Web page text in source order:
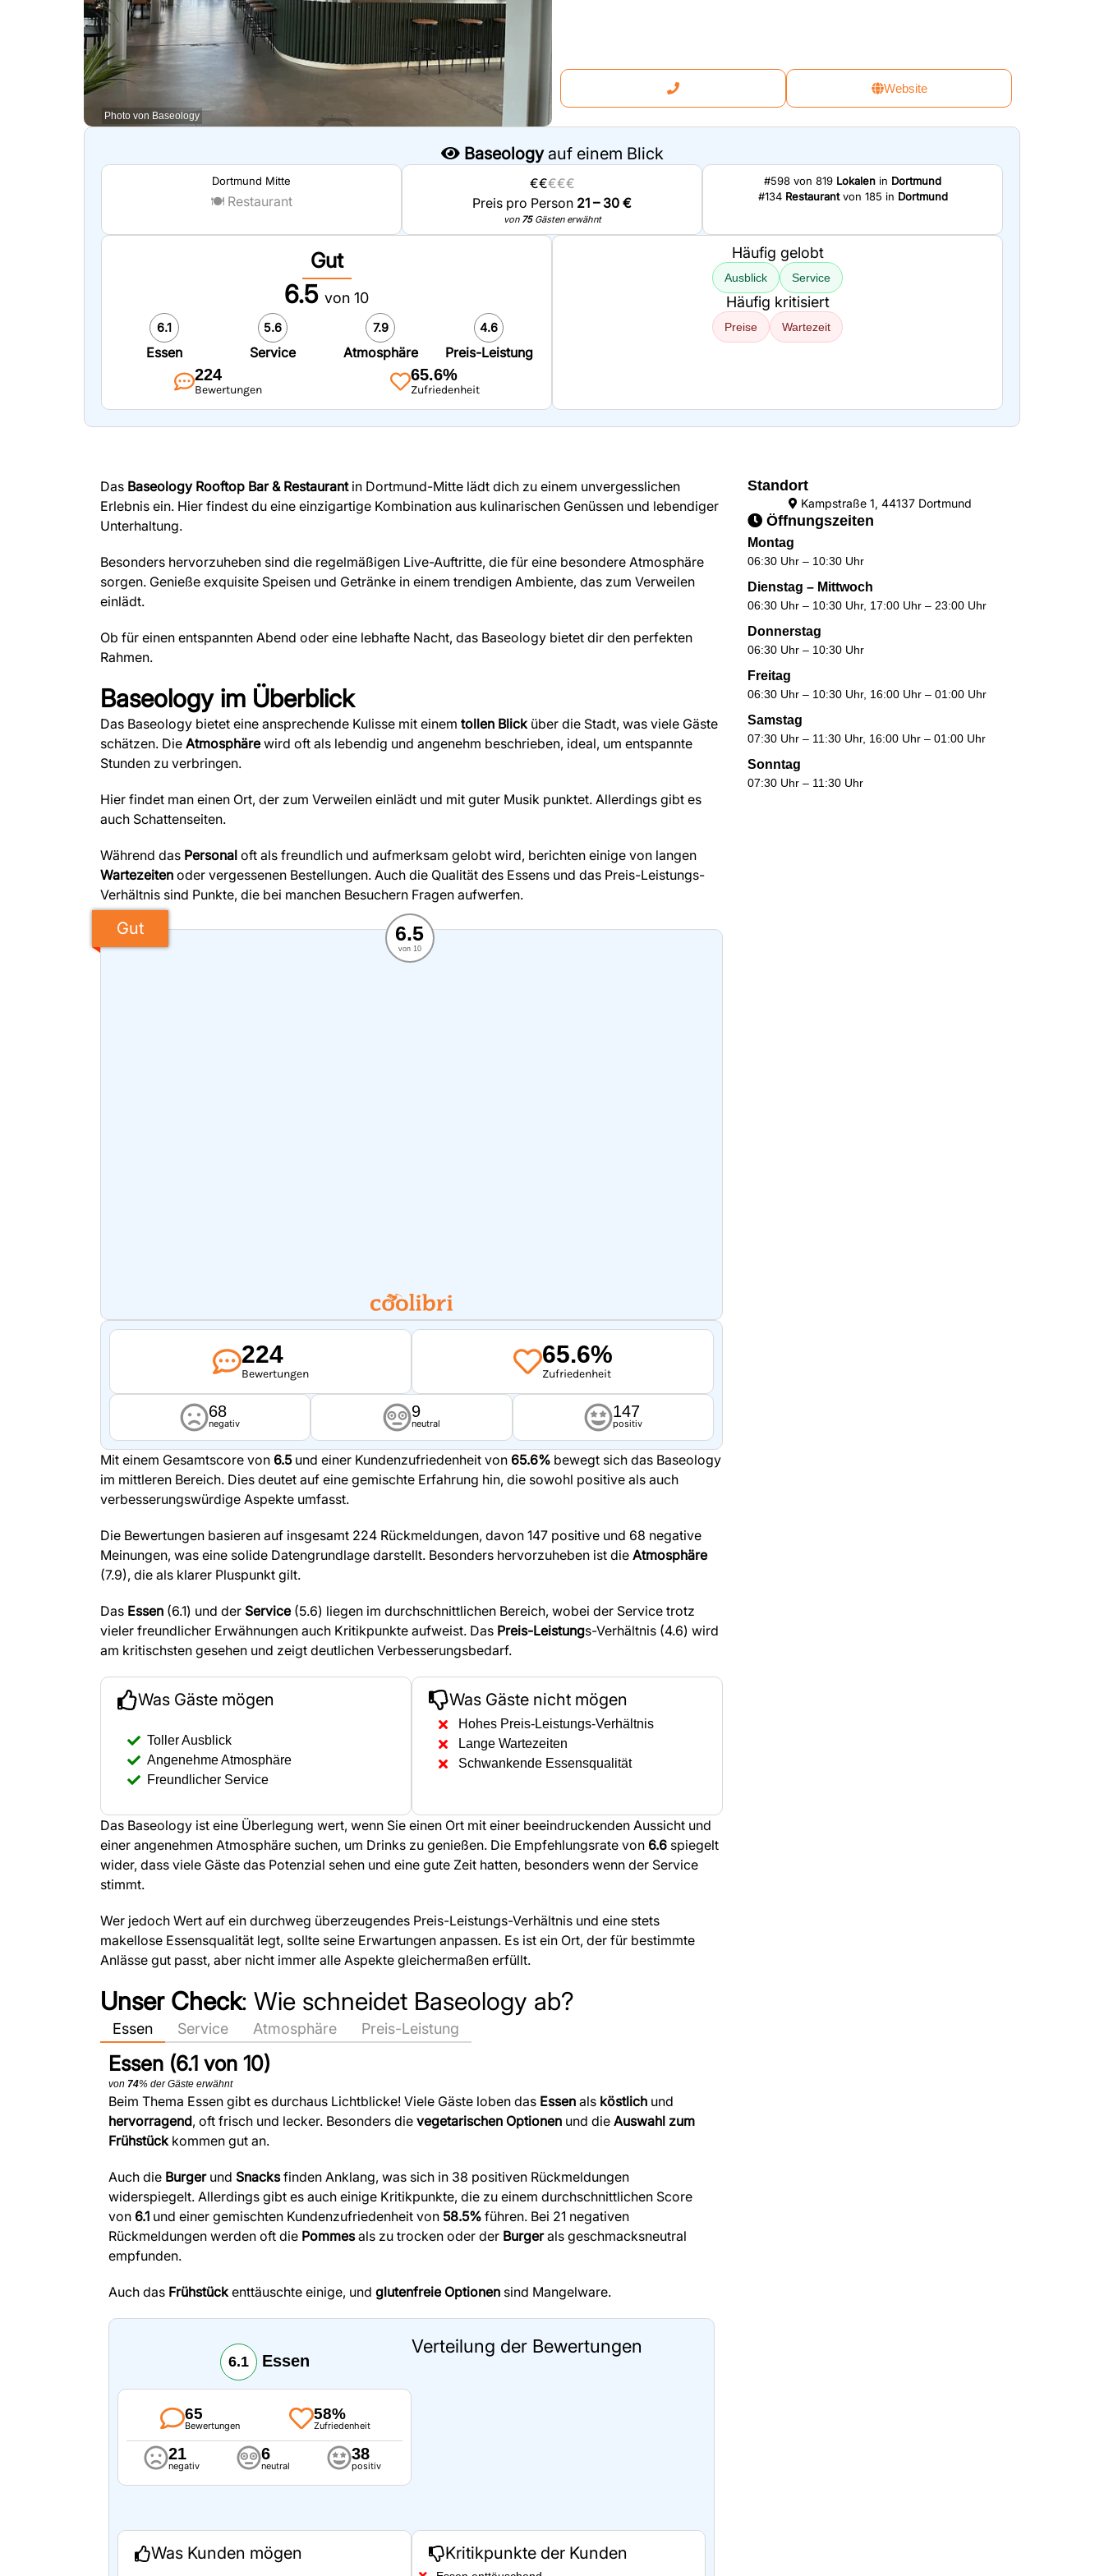
Photo von Baseology
Website
Baseologyauf einem Blick
Dortmund Mitte
🍽️ Restaurant
€€€€€
Preis pro Person 21 – 30 €
von 75Gästen erwähnt
#598 von 819 Lokalen in Dortmund
#134 Restaurantvon 185 in Dortmund
Gut
6.5 von 10
6.1
Essen
5.6
Service
7.9
Atmosphäre
4.6
Preis-Leistung
224
Bewertungen
65.6%
Zufriedenheit
Häufig gelobt
Ausblick Service
Häufig kritisiert
Preise Wartezeit
Das Baseology Rooftop Bar & Restaurantin Dortmund-Mitte lädt dich zu einem unvergesslichen
Erlebnis ein. Hier findest du eine einzigartige Kombination aus kulinarischen Genüssen und lebendiger
Unterhaltung.
Besonders hervorzuheben sind die regelmäßigen Live-Auftritte, die für eine besondere Atmosphäre
sorgen. Genieße exquisite Speisen und Getränke in einem trendigen Ambiente, das zum Verweilen
einlädt.
Ob für einen entspannten Abend oder eine lebhafte Nacht, das Baseology bietet dir den perfekten
Rahmen.
Baseologyim Überblick
Das Baseology bietet eine ansprechende Kulisse mit einem tollen Blicküber die Stadt, was viele Gäste
schätzen. Die Atmosphärewird oft als lebendig und angenehm beschrieben, ideal, um entspannte
Stunden zu verbringen.
Hier findet man einen Ort, der zum Verweilen einlädt und mit guter Musik punktet. Allerdings gibt es
auch Schattenseiten.
Während das Personal oft als freundlich und aufmerksam gelobt wird, berichten einige von langen
Wartezeiten oder vergessenen Bestellungen. Auch die Qualität des Essens und das Preis-Leistungs-
Verhältnis sind Punkte, die bei manchen Besuchern Fragen aufwerfen.
Gut 6.5
von 10
224
Bewertungen
65.6%
Zufriedenheit
68
negativ
9
neutral
147
positiv
Mit einem Gesamtscore von 6.5und einer Kundenzufriedenheit von 65.6% bewegt sich das Baseology
im mittleren Bereich. Dies deutet auf eine gemischte Erfahrung hin, die sowohl positive als auch
verbesserungswürdige Aspekte umfasst.
Die Bewertungen basieren auf insgesamt 224 Rückmeldungen, davon 147 positive und 68 negative
Meinungen, was eine solide Datengrundlage darstellt. Besonders hervorzuheben ist die Atmosphäre
(7.9), die als klarer Pluspunkt gilt.
Das Essen (6.1) und der Service(5.6) liegen im durchschnittlichen Bereich, wobei der Service trotz
vieler freundlicher Erwähnungen auch Kritikpunkte aufweist. Das Preis-Leistungs-Verhältnis (4.6) wird
am kritischsten gesehen und zeigt deutlichen Verbesserungsbedarf.
Was Gäste mögen
Toller Ausblick
Angenehme Atmosphäre
Freundlicher Service
Was Gäste nicht mögen
Hohes Preis-Leistungs-Verhältnis
Lange Wartezeiten
Schwankende Essensqualität
Das Baseology ist eine Überlegung wert, wenn Sie einen Ort mit einer beeindruckenden Aussicht und
einer angenehmen Atmosphäre suchen, um Drinks zu genießen. Die Empfehlungsrate von 6.6 spiegelt
wider, dass viele Gäste das Potenzial sehen und eine gute Zeit hatten, besonders wenn der Service
stimmt.
Wer jedoch Wert auf ein durchweg überzeugendes Preis-Leistungs-Verhältnis und eine stets
makellose Essensqualität legt, sollte seine Erwartungen anpassen. Es ist ein Ort, der für bestimmte
Anlässe gut passt, aber nicht immer alle Aspekte gleichermaßen erfüllt.
Unser Check: Wie schneidet Baseology ab?
Essen Service Atmosphäre Preis-Leistung
Essen (6.1 von 10)
von 74% der Gäste erwähnt
Beim Thema Essen gibt es durchaus Lichtblicke! Viele Gäste loben das Essen als köstlich und
hervorragend, oft frisch und lecker. Besonders die vegetarischen Optionen und die Auswahl zum
Frühstückkommen gut an.
Auch die Burgerund Snacksfinden Anklang, was sich in 38 positiven Rückmeldungen
widerspiegelt. Allerdings gibt es auch einige Kritikpunkte, die zu einem durchschnittlichen Score
von 6.1 und einer gemischten Kundenzufriedenheit von 58.5% führen. Bei 21 negativen
Rückmeldungen werden oft die Pommesals zu trocken oder der Burgerals geschmacksneutral
empfunden.
Auch das Frühstückenttäuschte einige, und glutenfreie Optionen sind Mangelware.
6.1 Essen
65
Bewertungen
58%
Zufriedenheit
21
negativ
6
neutral
38
positiv
Verteilung der Bewertungen
Was Kunden mögen Kritikpunkte der Kunden
Standort
Kampstraße 1, 44137 Dortmund
Öffnungszeiten
Montag
06:30 Uhr – 10:30 Uhr
Dienstag – Mittwoch
06:30 Uhr – 10:30 Uhr, 17:00 Uhr – 23:00 Uhr
Donnerstag
06:30 Uhr – 10:30 Uhr
Freitag
06:30 Uhr – 10:30 Uhr, 16:00 Uhr – 01:00 Uhr
Samstag
07:30 Uhr – 11:30 Uhr, 16:00 Uhr – 01:00 Uhr
Sonntag
07:30 Uhr – 11:30 Uhr